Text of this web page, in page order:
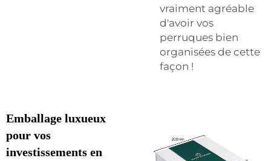
vraiment agréable
d'avoir vos
perruques bien
organisées de cette
façon !
Emballage luxueux
pour vos
investissements en